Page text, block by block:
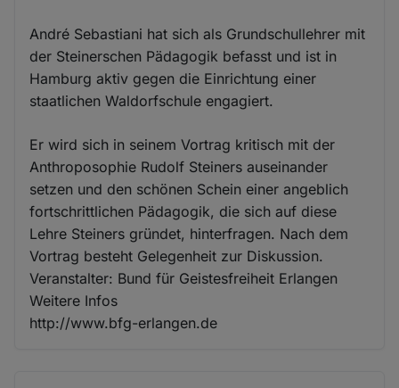
André Sebastiani hat sich als Grundschullehrer mit
der Steinerschen Pädagogik befasst und ist in
Hamburg aktiv gegen die Einrichtung einer
staatlichen Waldorfschule engagiert.
Er wird sich in seinem Vortrag kritisch mit der
Anthroposophie Rudolf Steiners auseinander
setzen und den schönen Schein einer angeblich
fortschrittlichen Pädagogik, die sich auf diese
Lehre Steiners gründet, hinterfragen. Nach dem
Vortrag besteht Gelegenheit zur Diskussion.
Veranstalter: Bund für Geistesfreiheit Erlangen
Weitere Infos
http://www.bfg-erlangen.de